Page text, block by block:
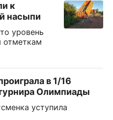
к
насыпи
уровень
отметкам
в 1/16
Олимпиады
уступила